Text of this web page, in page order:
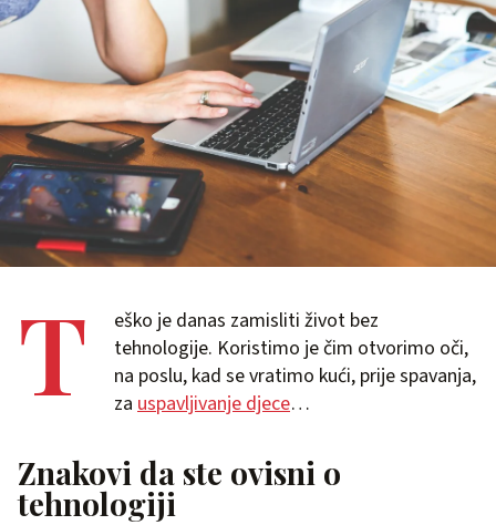
T
eško je danas zamisliti život bez
tehnologije. Koristimo je čim otvorimo oči,
na poslu, kad se vratimo kući, prije spavanja,
za uspavljivanje djece…
Znakovi da ste ovisni o
tehnologiji